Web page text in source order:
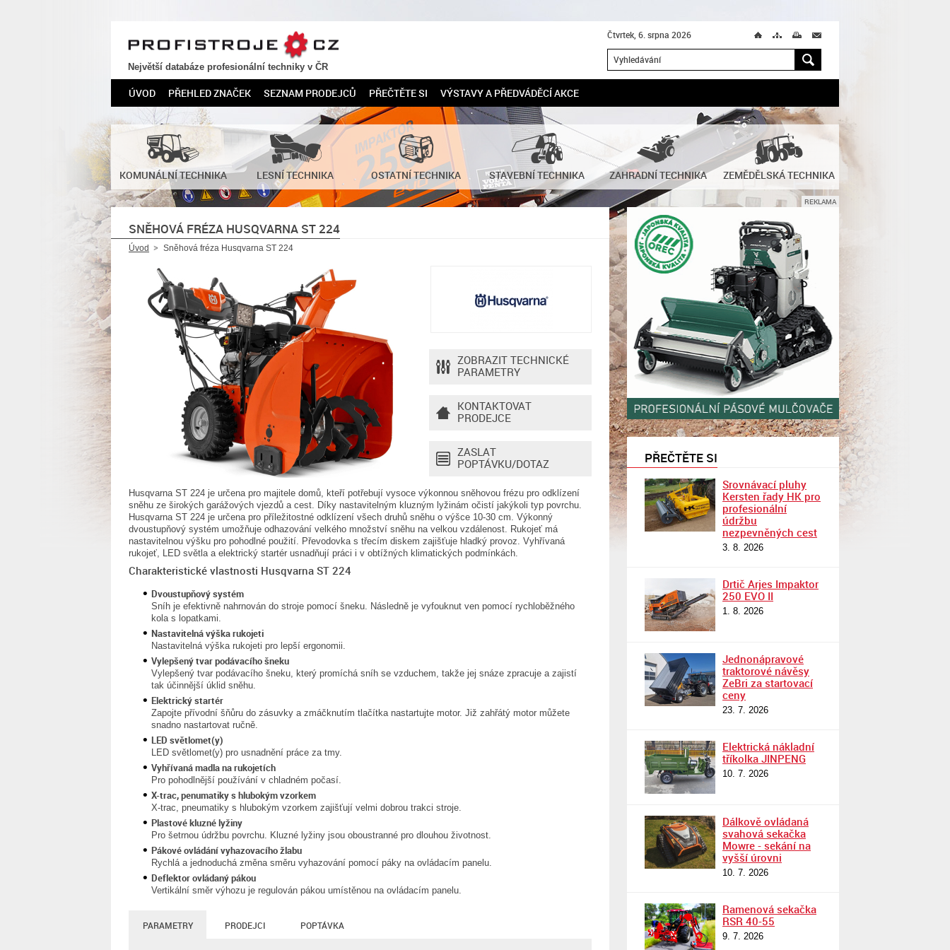
PROFISTROJE.CZ
Největší databáze profesionální techniky v ČR
Čtvrtek, 6. srpna 2026 Ú M T M
H
ÚVOD PŘEHLED ZNAČEK SEZNAM PRODEJCŮ PŘEČTĚTE SI VÝSTAVY A PŘEDVÁDĚCÍ AKCE
KOMUNÁLNÍ TECHNIKA LESNÍ TECHNIKA OSTATNÍ TECHNIKA STAVEBNÍ TECHNIKA ZAHRADNÍ TECHNIKA ZEMĚDĚLSKÁ TECHNIKA
SNĚHOVÁ FRÉZA HUSQVARNA ST 224
Úvod Sněhová fréza Husqvarna ST 224
ZOBRAZIT TECHNICKÉ
PARAMETRY
KONTAKTOVAT
PRODEJCE
ZASLAT
POPTÁVKU/DOTAZ
Husqvarna ST 224 je určena pro majitele domů, kteří potřebují vysoce výkonnou sněhovou frézu pro odklízení
sněhu ze širokých garážových vjezdů a cest. Díky nastavitelným kluzným lyžinám očistí jakýkoli typ povrchu.
Husqvarna ST 224 je určena pro příležitostné odklízení všech druhů sněhu o výšce 10-30 cm. Výkonný
dvoustupňový systém umožňuje odhazování velkého množství sněhu na velkou vzdálenost. Rukojeť má
nastavitelnou výšku pro pohodlné použití. Převodovka s třecím diskem zajišťuje hladký provoz. Vyhřívaná
rukojeť, LED světla a elektrický startér usnadňují práci i v obtížných klimatických podmínkách.
Charakteristické vlastnosti Husqvarna ST 224
Dvoustupňový systém
Sníh je efektivně nahrnován do stroje pomocí šneku. Následně je vyfouknut ven pomocí rychloběžného
kola s lopatkami.
Nastavitelná výška rukojeti
Nastavitelná výška rukojeti pro lepší ergonomii.
Vylepšený tvar podávacího šneku
Vylepšený tvar podávacího šneku, který promíchá sníh se vzduchem, takže jej snáze zpracuje a zajistí
tak účinnější úklid sněhu.
Elektrický startér
Zapojte přívodní šňůru do zásuvky a zmáčknutím tlačítka nastartujte motor. Již zahřátý motor můžete
snadno nastartovat ručně.
LED světlomet(y)
LED světlomet(y) pro usnadnění práce za tmy.
Vyhřívaná madla na rukojetích
Pro pohodlnější používání v chladném počasí.
X-trac, penumatiky s hlubokým vzorkem
X-trac, pneumatiky s hlubokým vzorkem zajišťují velmi dobrou trakci stroje.
Plastové kluzné lyžiny
Pro šetrnou údržbu povrchu. Kluzné lyžiny jsou oboustranné pro dlouhou životnost.
Pákové ovládání vyhazovacího žlabu
Rychlá a jednoduchá změna směru vyhazování pomocí páky na ovládacím panelu.
Deflektor ovládaný pákou
Vertikální směr výhozu je regulován pákou umístěnou na ovládacím panelu.
PARAMETRY PRODEJCI POPTÁVKA
REKLAMA
PŘEČTĚTE SI
Srovnávací pluhy
Kersten řady HK pro
profesionální
údržbu
nezpevněných cest
3. 8. 2026
Drtič Arjes Impaktor
250 EVO II
1. 8. 2026
Jednonápravové
traktorové návěsy
ZeBri za startovací
ceny
23. 7. 2026
Elektrická nákladní
tříkolka JINPENG
10. 7. 2026
Dálkově ovládaná
svahová sekačka
Mowre - sekání na
vyšší úrovni
10. 7. 2026
Ramenová sekačka
RSR 40-55
9. 7. 2026